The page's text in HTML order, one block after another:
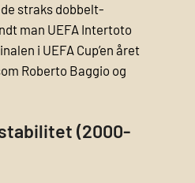
straks dobbelt­
man UEFA Intertoto
i UEFA Cup’en året
Roberto Baggio og
(2000-